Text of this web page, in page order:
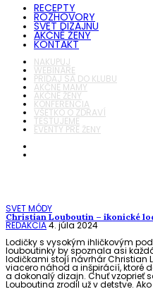
RECEPTY
ROZHOVORY
SVET DIZAJNU
AKČNÉ ŽENY
KONTAKT
NAKUPUJ
WEBINÁRE
PRIDAJ SA DO KLUBU
AKČNÉ MAMY
AKČNÉ ŽENY
KONFERENCIA
VŠETKO O ZDRAVÍ
TESTUJEME
EVENTY PRE ŽENY
SVET MÓDY
Christian Louboutin – ikonické
REDAKCIA4. júla 2024
Lodičky s vysokým ihličkovým
louboutinky by spoznala asi
lodičkami stojí návrhár Christian
viacero náhod a inšpirácií, ktoré
a dokonalý dizajn. Chuť vzoprieť
Louboutina zrodil už v detstve.